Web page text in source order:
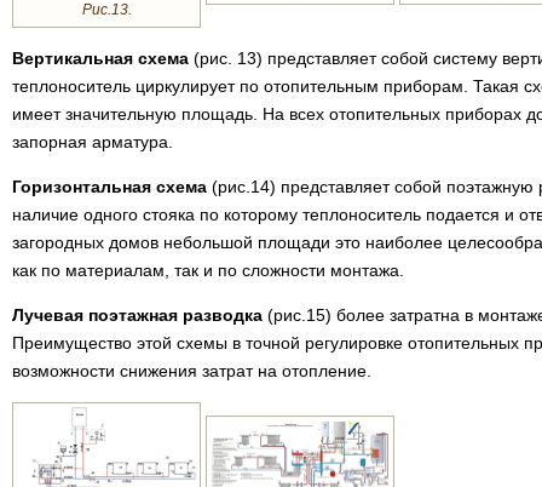
Рис.13.
Вертикальная схема (рис. 13) представляет собой систему
теплоноситель циркулирует по отопительным приборам. Такая
имеет значительную площадь. На всех отопительных приборах
запорная арматура.
Горизонтальная схема (рис.14) представляет собой поэтажную
наличие одного стояка по которому теплоноситель подается и
загородных домов небольшой площади это наиболее
как по материалам, так и по сложности монтажа.
Лучевая поэтажная разводка (рис.15) более затратна в
Преимущество этой схемы в точной регулировке отопительных
возможности снижения затрат на отопление.